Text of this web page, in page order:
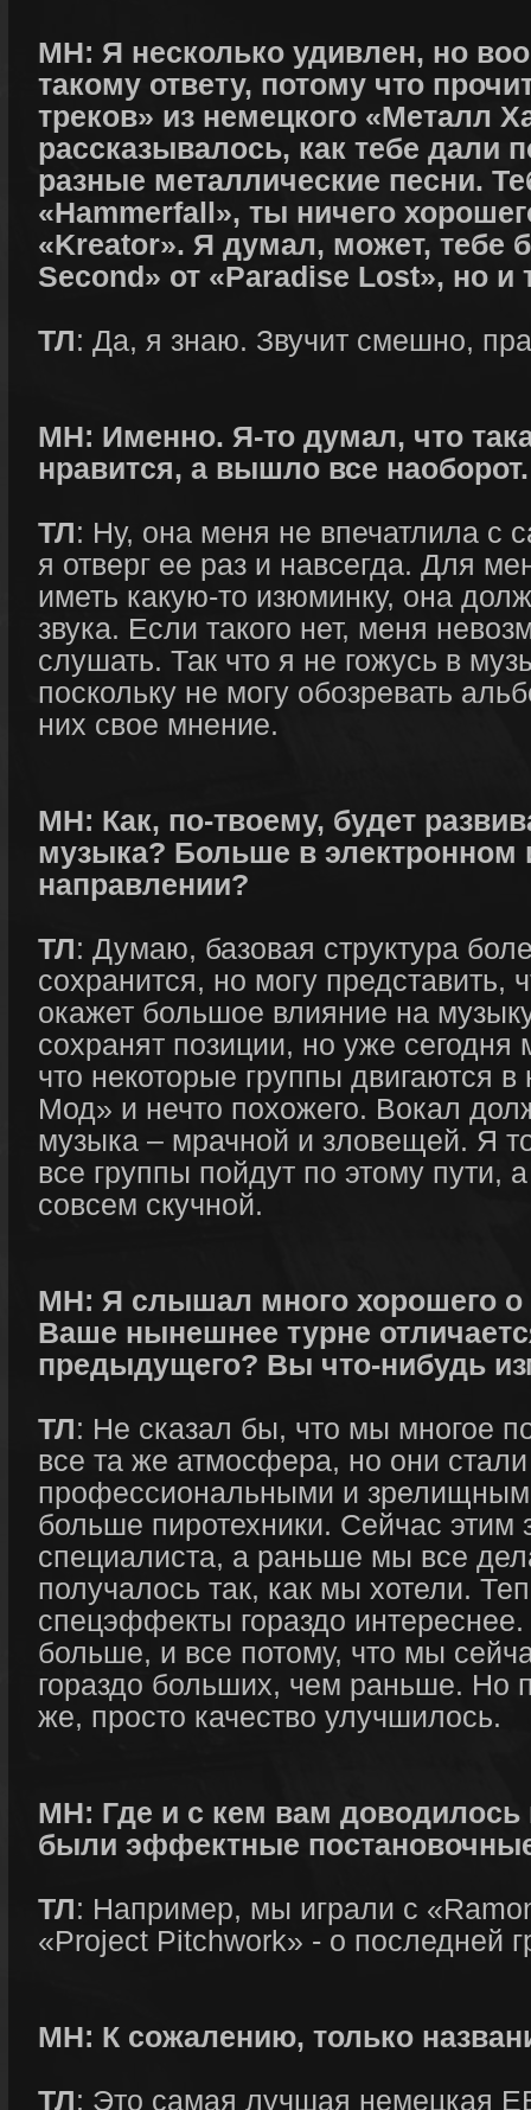
МН: Я несколько удивлен, но
такому ответу, потому что
треков» из немецкого «Металл
рассказывалось, как тебе дали
разные металлические песни.
«Hammerfall», ты ничего
«Kreator». Я думал, может, тебе
Second» от «Paradise Lost», но и
ТЛ: Да, я знаю. Звучит смешно,
МН: Именно. Я-то думал, что
нравится, а вышло все наоборот.
ТЛ: Ну, она меня не впечатлила с
я отверг ее раз и навсегда. Для
иметь какую-то изюминку, она
звука. Если такого нет, меня
слушать. Так что я не гожусь в
поскольку не могу обозревать
них свое мнение.
МН: Как, по-твоему, будет
музыка? Больше в электронном
направлении?
ТЛ: Думаю, базовая структура
сохранится, но могу представить,
окажет большое влияние на
сохранят позиции, но уже
что некоторые группы двигаются
Мод» и нечто похожего. Вокал
музыка – мрачной и зловещей. Я
все группы пойдут по этому пути,
совсем скучной.
МН: Я слышал много хорошего о
Ваше нынешнее турне
предыдущего? Вы что-нибудь
ТЛ: Не сказал бы, что мы многое
все та же атмосфера, но они
профессиональными и
больше пиротехники. Сейчас этим
специалиста, а раньше мы все
получалось так, как мы хотели.
спецэффекты гораздо
больше, и все потому, что мы
гораздо больших, чем раньше. Но
же, просто качество улучшилось.
МН: Где и с кем вам доводилось
были эффектные
ТЛ: Например, мы играли с
«Project Pitchwork» - о последней
МН: К сожалению, только
ТЛ: Это самая лучшая немецкая